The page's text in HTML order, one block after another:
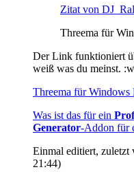
Zitat von
Threema für
Der Link funktioniert
weiß was du meinst.
Threema für Windows
Was ist das für ein
Generator-Addon für
Einmal editiert, zuletzt
21:44)